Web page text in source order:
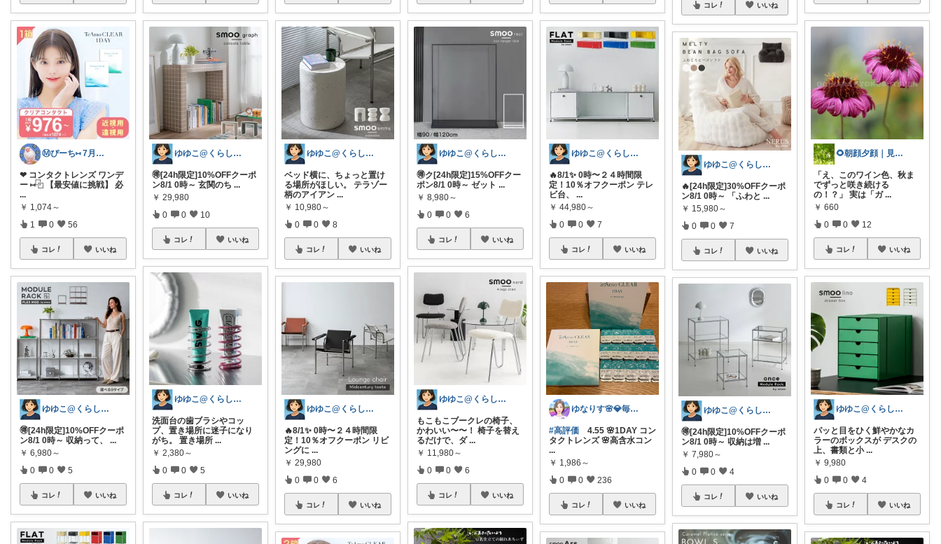
Ⓜ️ぴーち⑅ 7月感謝です🐥
❤︎ コンタクトレンズ ワンデ
ー ⑅⿻ 【最安値に挑戦】 必
...
￥ 1,074～
1 0 56
コレ いいね
ゆゆこ@くらしを楽に便利に✨
🉐[24h限定]10%OFFクーポ
ン8/1 0時～ 収納って、
...
￥ 6,980～
0 0 5
コレ いいね
ゆゆこ@くらしを楽に便利に✨
🉐[24h限定]10%OFFクーポ
ン8/1 0時～ 玄関のち ...
￥ 29,980
0 0 10
コレ いいね
ゆゆこ@くらしを楽に便利に✨
洗面台の歯ブラシやコッ
プ、置き場所に迷子になり
がち。 置き場所 ...
￥ 2,380～
0 0 5
コレ いいね
ゆゆこ@くらしを楽に便利に✨
ベッド横に、ちょっと置け
る場所がほしい。 テラゾー
柄のアイアン ...
￥ 10,980～
0 0 8
コレ いいね
ゆゆこ@くらしを楽に便利に✨
🔥8/1✨ 0時〜２４時間限
定！10％オフクーポン リビ
ングに ...
￥ 29,980
0 0 6
コレ いいね
ゆゆこ@くらしを楽に便利に✨
🉐ク[24h限定]15%OFFクー
ポン8/1 0時～ ゼット ...
￥ 8,980～
0 0 6
コレ いいね
ゆゆこ@くらしを楽に便利に✨
もこもこブークレの椅子、
かわいい〜〜！ 椅子を替え
るだけで、ダ ...
￥ 11,980～
0 0 6
コレ いいね
ゆゆこ@くらしを楽に便利に✨
🔥8/1✨ 0時〜２４時間限
定！10％オフクーポン テレ
ビ台、
...
￥ 44,980～
0 0 7
コレ いいね
ゆなりす🌸💎毎日投稿💎朝コレ
#高評価 4.55 🌸1DAY コン
タクトレンズ 🌸高含水コン
...
￥ 1,986～
0 0 236
コレ いいね
コレ いいね
ゆゆこ@くらしを楽に便利に✨
🔥[24h限定]30%OFFクーポ
ン8/1 0時～ 「ふわと ...
￥ 15,980～
0 0 7
コレ いいね
ゆゆこ@くらしを楽に便利に✨
🉐[24h限定]10%OFFクーポ
ン8/1 0時～ 収納は増 ...
￥ 7,980～
0 0 4
コレ いいね
🌻朝顔夕顔｜見て下さり有難う🫧
「え、このワイン色、秋ま
でずっと咲き続ける
の！？」 実は「ガ ...
￥ 660
0 0 12
コレ いいね
ゆゆこ@くらしを楽に便利に✨
パッと目をひく鮮やかなカ
ラーのボックスが デスクの
上、書類と小 ...
￥ 9,980
0 0 4
コレ いいね